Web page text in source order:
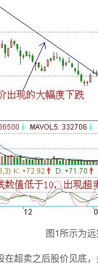
图1所示为远兴
卖之后股价见底，